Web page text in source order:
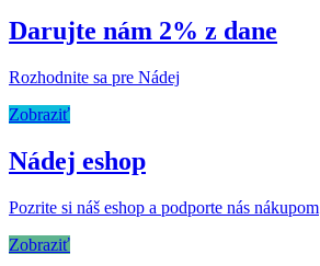
Darujte nám 2% z dane
Rozhodnite sa pre Nádej
Zobraziť
Nádej eshop
Pozrite si náš eshop a podporte nás nákupom
Zobraziť